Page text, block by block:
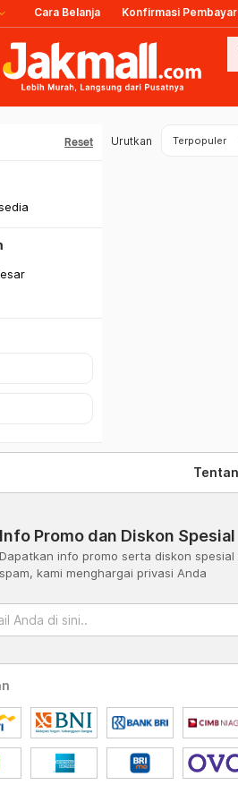
Cara Belanja Konfirmasi
Reset Urutkan Terpopuler
Info Promo dan Diskon Spesial
Dapatkan info promo serta diskon
spam, kami menghargai privasi Anda